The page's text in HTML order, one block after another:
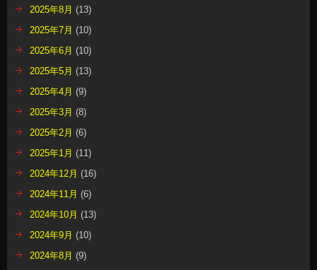
2025年8月 (13)
2025年7月 (10)
2025年6月 (10)
2025年5月 (13)
2025年4月 (9)
2025年3月 (8)
2025年2月 (6)
2025年1月 (11)
2024年12月 (16)
2024年11月 (6)
2024年10月 (13)
2024年9月 (10)
2024年8月 (9)